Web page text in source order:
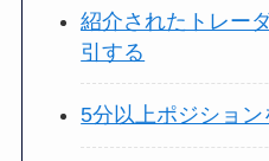
紹介されたトレー
引する
5分以上ポジション